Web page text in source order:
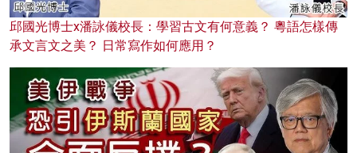
邱國光博士x潘詠儀校長：學習古文有何意義？ 粵語怎樣傳
承文言文之美？ 日常寫作如何應用？